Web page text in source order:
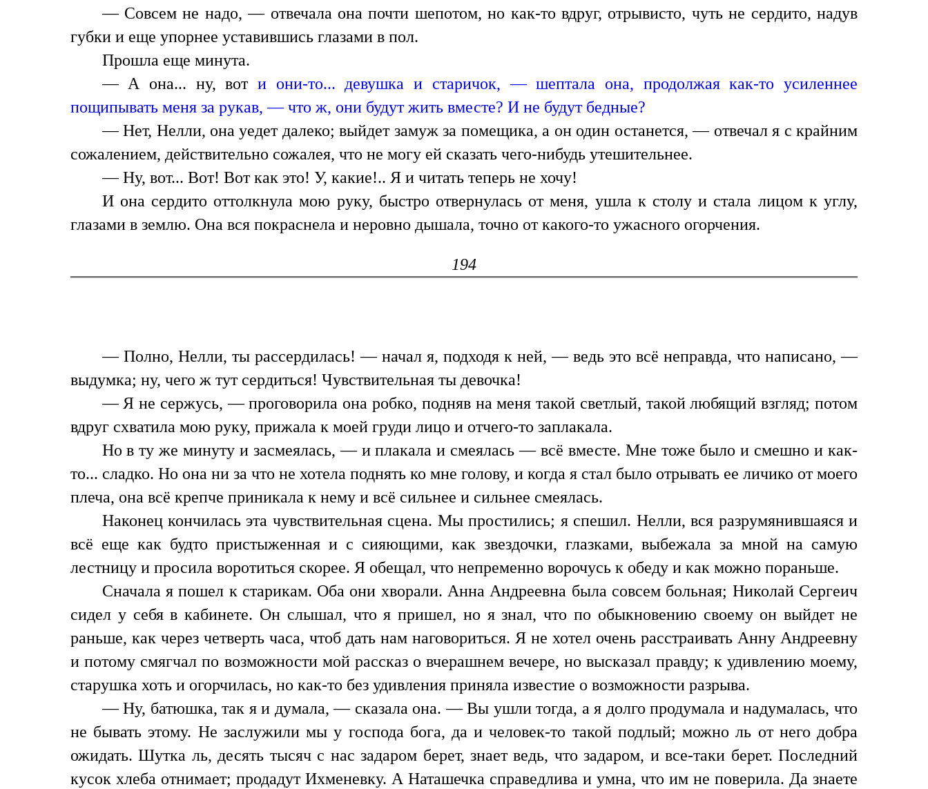
— Совсем не надо, — отвечала она почти шепотом, но как-то вдруг, отрывисто, чуть не сердито, надув
губки и еще упорнее уставившись глазами в пол.
Прошла еще минута.
— А она... ну, воти они-то... девушка и старичок, — шептала она, продолжая как-то усиленнее
пощипывать меня за рукав, — что ж, они будут жить вместе? И не будут бедные?
— Нет, Нелли, она уедет далеко; выйдет замуж за помещика, а он один останется, — отвечал я с крайним
сожалением, действительно сожалея, что не могу ей сказать чего-нибудь утешительнее.
— Ну, вот... Вот! Вот как это! У, какие!.. Я и читать теперь не хочу!
И она сердито оттолкнула мою руку, быстро отвернулась от меня, ушла к столу и стала лицом к углу,
глазами в землю. Она вся покраснела и неровно дышала, точно от какого-то ужасного огорчения.
194
— Полно, Нелли, ты рассердилась! — начал я, подходя к ней, — ведь это всё неправда, что написано, —
выдумка; ну, чего ж тут сердиться! Чувствительная ты девочка!
— Я не сержусь, — проговорила она робко, подняв на меня такой светлый, такой любящий взгляд; потом
вдруг схватила мою руку, прижала к моей груди лицо и отчего-то заплакала.
Но в ту же минуту и засмеялась, — и плакала и смеялась — всё вместе. Мне тоже было и смешно и как-
то... сладко. Но она ни за что не хотела поднять ко мне голову, и когда я стал было отрывать ее личико от моего
плеча, она всё крепче приникала к нему и всё сильнее и сильнее смеялась.
Наконец кончилась эта чувствительная сцена. Мы простились; я спешил. Нелли, вся разрумянившаяся и
всё еще как будто пристыженная и с сияющими, как звездочки, глазками, выбежала за мной на самую
лестницу и просила воротиться скорее. Я обещал, что непременно ворочусь к обеду и как можно пораньше.
Сначала я пошел к старикам. Оба они хворали. Анна Андреевна была совсем больная; Николай Сергеич
сидел у себя в кабинете. Он слышал, что я пришел, но я знал, что по обыкновению своему он выйдет не
раньше, как через четверть часа, чтоб дать нам наговориться. Я не хотел очень расстраивать Анну Андреевну
и потому смягчал по возможности мой рассказ о вчерашнем вечере, но высказал правду; к удивлению моему,
старушка хоть и огорчилась, но как-то без удивления приняла известие о возможности разрыва.
— Ну, батюшка, так я и думала, — сказала она. — Вы ушли тогда, а я долго продумала и надумалась, что
не бывать этому. Не заслужили мы у господа бога, да и человек-то такой подлый; можно ль от него добра
ожидать. Шутка ль, десять тысяч с нас задаром берет, знает ведь, что задаром, и все-таки берет. Последний
кусок хлеба отнимает; продадут Ихменевку. А Наташечка справедлива и умна, что им не поверила. Да знаете